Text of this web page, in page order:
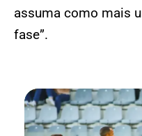
assuma como mais
fase”.